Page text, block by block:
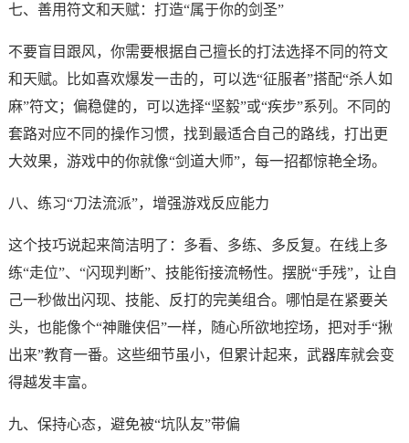
七、善用符文和天赋：打造“属于你的剑圣”
不要盲目跟风，你需要根据自己擅长的打法选择不同的符文
和天赋。比如喜欢爆发一击的，可以选“征服者”搭配“杀人如
麻”符文；偏稳健的，可以选择“坚毅”或“疾步”系列。不同的
套路对应不同的操作习惯，找到最适合自己的路线，打出更
大效果，游戏中的你就像“剑道大师”，每一招都惊艳全场。
八、练习“刀法流派”，增强游戏反应能力
这个技巧说起来简洁明了：多看、多练、多反复。在线上多
练“走位”、“闪现判断”、技能衔接流畅性。摆脱“手残”，让自
己一秒做出闪现、技能、反打的完美组合。哪怕是在紧要关
头，也能像个“神雕侠侣”一样，随心所欲地控场，把对手“揪
出来”教育一番。这些细节虽小，但累计起来，武器库就会变
得越发丰富。
九、保持心态，避免被“坑队友”带偏